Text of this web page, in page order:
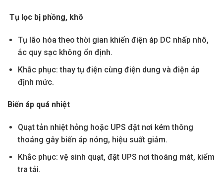
Tụ lọc bị phồng, khô
Tụ lão hóa theo thời gian khiến điện áp DC nhấp nhô,
ắc quy sạc không ổn định.
Khắc phục: thay tụ điện cùng điện dung và điện áp
định mức.
Biến áp quá nhiệt
Quạt tản nhiệt hỏng hoặc UPS đặt nơi kém thông
thoáng gây biến áp nóng, hiệu suất giảm.
Khắc phục: vệ sinh quạt, đặt UPS nơi thoáng mát, kiểm
tra tải.